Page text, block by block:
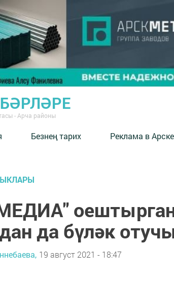
- Арча районы
Безнең тарих Реклама в Арске
да бүләк
19 август 2021 - 18:47